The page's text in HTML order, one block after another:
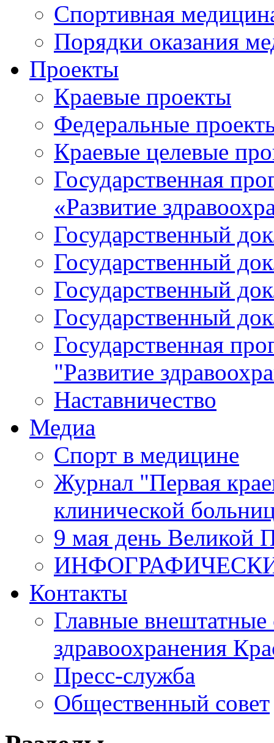
Спортивная
Порядки оказания
Проекты
Краевые проекты
Федеральные
Краевые целевые
Государственная
«Развитие
Государственный
Государственный
Государственный
Государственный
Государственная
"Развитие
Наставничество
Медиа
Спорт в медицине
Журнал "Первая
клинической
9 мая день Великой
Контакты
Главные внештатные
здравоохранения
Пресс-служба
Общественный совет